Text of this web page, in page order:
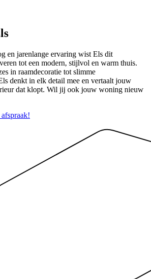
en jarenlange ervaring wist Els dit
tot een modern, stijlvol en warm thuis.
in raamdecoratie tot slimme
denkt in elk detail mee en vertaalt jouw
dat klopt. Wil jij ook jouw woning nieuw